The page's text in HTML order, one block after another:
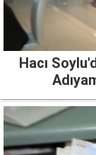
Hacı